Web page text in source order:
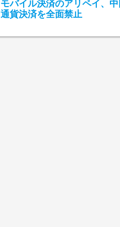
モバイル決済のアリペイ、
通貨決済を全面禁止